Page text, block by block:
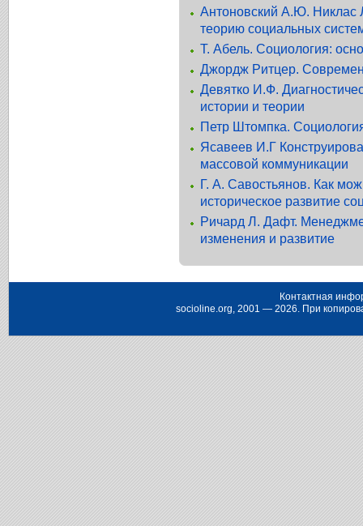
Антоновский А.Ю. Никлас
теорию социальных
Т. Абель. Социология:
Джордж Ритцер.
Девятко И.Ф.
истории и теории
Петр Штомпка.
Ясавеев И.Г
массовой коммуникации
Г. А. Савостьянов. Как
историческое развитие
Ричард Л. Дафт.
изменения и развитие
Контактная
socioline.org, 2001 — 2026. При